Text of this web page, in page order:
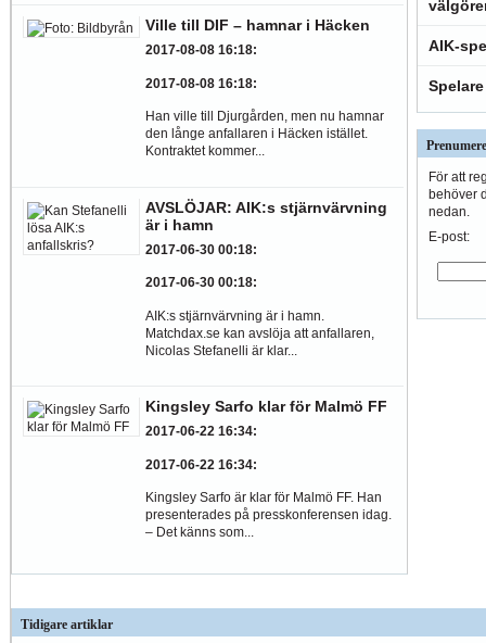
Ville till DIF – hamnar i Häcken
2017-08-08 16:18:
2017-08-08 16:18:
Han ville till Djurgården, men nu hamnar
den långe anfallaren i Häcken istället.
Kontraktet kommer...
AVSLÖJAR: AIK:s stjärnvärvning
är i hamn
2017-06-30 00:18:
2017-06-30 00:18:
AIK:s stjärnvärvning är i hamn.
Matchdax.se kan avslöja att anfallaren,
Nicolas Stefanelli är klar...
Kingsley Sarfo klar för Malmö FF
2017-06-22 16:34:
2017-06-22 16:34:
Kingsley Sarfo är klar för Malmö FF. Han
presenterades på presskonferensen idag.
– Det känns som...
AIK-
För att
behöver
nedan.
E-post:
Tidigare artiklar